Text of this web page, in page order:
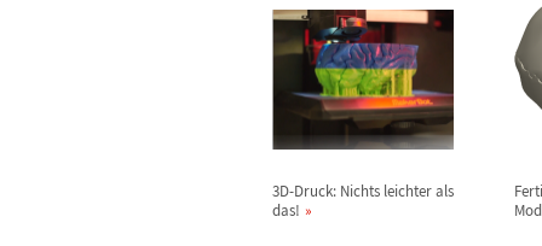
3D-Druck: Nichts leichter als
das!